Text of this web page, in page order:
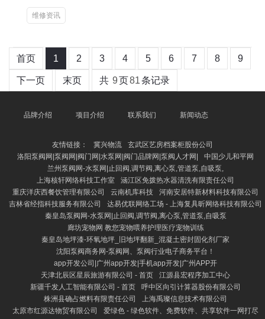
维修资讯
首页 1 2 3 4 5 6 7 8 9
下一页 末页 共 9页81条记录
品牌介绍 项目介绍 联系我们 新闻动态
友情链接： 冀兴物流
玄武区艺房档案柜股份公司
洛阳泵阀网|泵阀网|阀门网|水泵网|阀门品牌网|泵阀人才网|
中国少儿和平网
兰州泵阀网-水泵网|止回阀,调节阀,离心泵,管道泵,自吸泵,
上海核轩网络科技工作室
涵江区免拨热水器清洗有限责任公司
重庆洋庆西餐饮管理有限公司
云南机库科技
河南安居特新材料科技有限公司
吉林省经指科技服务有限公司
达易优联网络工场 - 上海复具昕网络科技有限公司
秦皇岛泵阀网-水泵网|止回阀,调节阀,离心泵,管道泵,自吸泵
廊坊宠物网 教您宠物喂养护理医疗宠物训练
秦皇岛地坪漆-环氧地坪_旧地坪翻新_混凝土密封固化剂厂家
沈阳泵阀商务网-泵阀网、泵阀行业电子商务平台！
app开发公司|广州app开发|手机app开发|广州APP开
天津北辰区星辰旅游有限公司 - 首页
江源县宏程序加工中心
新疆千发人工智能有限公司 - 首页
呼中区向引计算器股份有限公司
株洲县确占燃料有限责任公司
上海禹璨信息技术有限公司
太原市红源达物贸有限公司
爱绿色 - 绿色软件、免费软件、共享软件一网打尽